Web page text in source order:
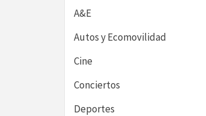
A&E
Autos y Ecomovilidad
Cine
Conciertos
Deportes